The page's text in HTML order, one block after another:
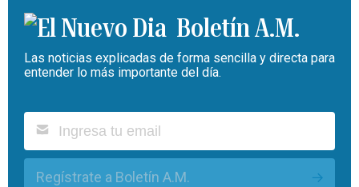
Boletín A.M.
Las noticias explicadas de forma sencilla y directa para
entender lo más importante del día.
Regístrate a Boletín A.M.